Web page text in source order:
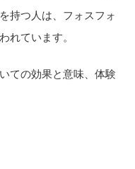
持つ人は、フォスフォ
れています。
ての効果と意味、体験